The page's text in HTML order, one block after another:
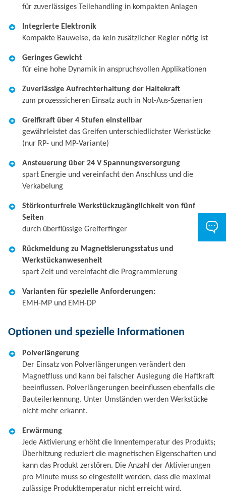
für zuverlässiges Teilehandling in kompakten Anlagen
Integrierte Elektronik
Kompakte Bauweise, da kein zusätzlicher Regler nötig ist
Geringes Gewicht
für eine hohe Dynamik in anspruchsvollen Applikationen
Zuverlässige Aufrechterhaltung der Haltekraft
zum prozesssicheren Einsatz auch in Not-Aus-Szenarien
Greifkraft über 4 Stufen einstellbar
gewährleistet das Greifen unterschiedlichster Werkstücke
(nur RP- und MP-Variante)
Ansteuerung über 24 V Spannungsversorgung
spart Energie und vereinfacht den Anschluss und die
Verkabelung
Störkonturfreie Werkstückzugänglichkeit von fünf
Seiten
durch überflüssige Greiferfinger
Rückmeldung zu Magnetisierungsstatus und
Werkstückanwesenheit
spart Zeit und vereinfacht die Programmierung
Varianten für spezielle Anforderungen:
EMH-MP und EMH-DP
Optionen und spezielle Informationen
Polverlängerung
Der Einsatz von Polverlängerungen verändert den
Magnetfluss und kann bei falscher Auslegung die Haftkraft
beeinflussen. Polverlängerungen beeinflussen ebenfalls die
Bauteilerkennung. Unter Umständen werden Werkstücke
nicht mehr erkannt.
Erwärmung
Jede Aktivierung erhöht die Innentemperatur des Produkts;
Überhitzung reduziert die magnetischen Eigenschaften und
kann das Produkt zerstören. Die Anzahl der Aktivierungen
pro Minute muss so eingestellt werden, dass die maximal
zulässige Produkttemperatur nicht erreicht wird.